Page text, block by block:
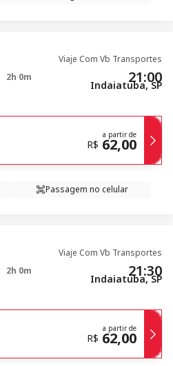
Viaje Com Vb Transportes
2h 0m 21:00
Indaiatuba, SP
a partir de
R$ 62,00
Passagem no celular
Viaje Com Vb Transportes
2h 0m 21:30
Indaiatuba, SP
a partir de
R$ 62,00